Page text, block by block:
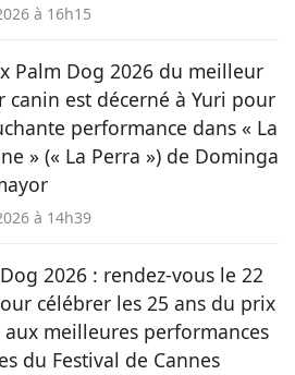
à 16h15
Palm Dog 2026 du meilleur
canin est décerné à Yuri pour
performance dans « La
» (« La Perra ») de Dominga
à 14h39
2026 : rendez-vous le 22
célébrer les 25 ans du prix
aux meilleures performances
du Festival de Cannes